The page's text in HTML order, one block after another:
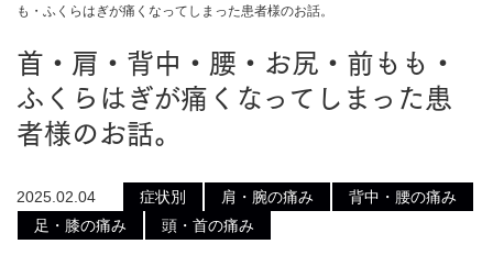
も・ふくらはぎが痛くなってしまった患者様のお話。
首・肩・背中・腰・お尻・前もも・
ふくらはぎが痛くなってしまった患
者様のお話。
2025.02.04 症状別 肩・腕の痛み
背中・腰の痛み
足・膝の痛み
頭・首の痛み